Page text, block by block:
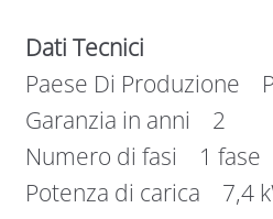
Dati Tecnici
Paese Di Produzione
Garanzia in anni 2
Numero di fasi 1 fase
Potenza di carica 7,4